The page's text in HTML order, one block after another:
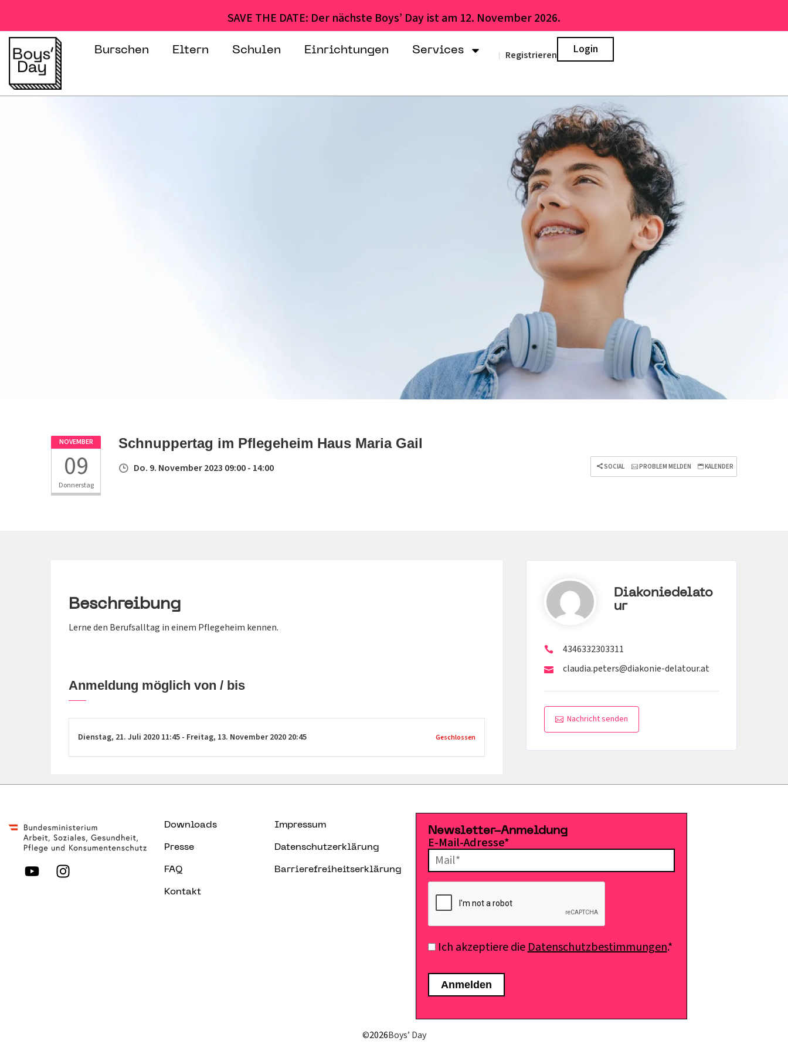
SAVE THE DATE: Der nächste Boys’ Day ist am 12. November 2026.
Burschen Eltern Schulen Einrichtungen Services | Registrieren Login
NOVEMBER
09
Donnerstag
Schnuppertag im Pflegeheim Haus Maria Gail
Do. 9. November 2023 09:00 - 14:00 SOCIAL PROBLEM MELDEN KALENDER
Beschreibung
Lerne den Berufsalltag in einem Pflegeheim kennen.
Anmeldung möglich von / bis
Dienstag, 21. Juli 2020 11:45 - Freitag, 13. November 2020 20:45 Geschlossen
Diakoniedelato
Ur
4346332303311
claudia.peters@diakonie-delatour.at
Nachricht senden
Downloads
Presse
FAQ
Kontakt
Impressum
Datenschutzerklärung
Barrierefreiheitserklärung
Newsletter-Anmeldung
E-Mail-Adresse*
Ich akzeptiere dieDatenschutzbestimmungen.*
©2026Boys’ Day